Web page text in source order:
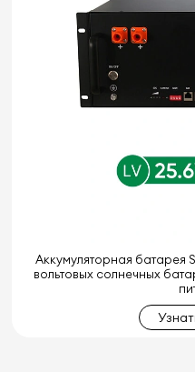
Аккумуляторная батарея
вольтовых солнечных